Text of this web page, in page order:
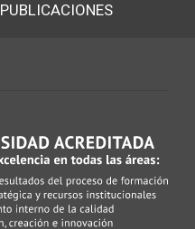
PUBLICACIONES